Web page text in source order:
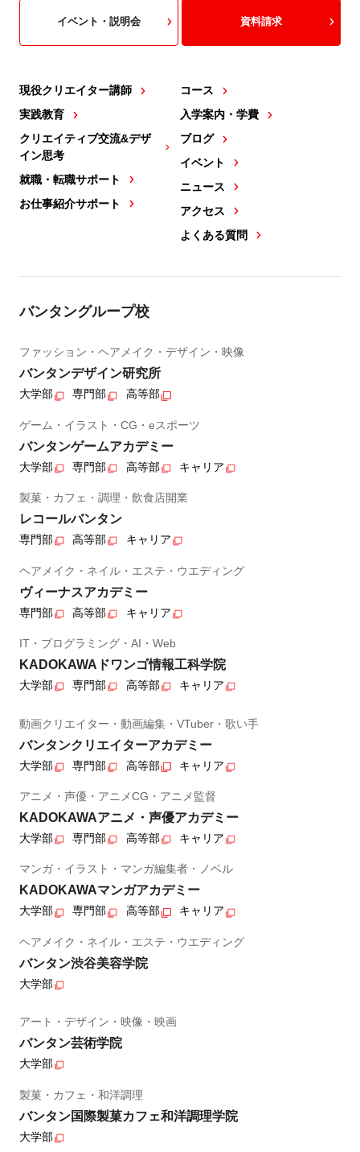
現役クリエイター講師
実践教育
クリエイティブ交流&デザ
イン思考
就職・転職サポート
お仕事紹介サポート
コース
入学案内・学費
ブログ
イベント
ニュース
アクセス
よくある質問
イベント・説明会 資料請求
バンタングループ校
ファッション・ヘアメイク・デザイン・映像
バンタンデザイン研究所
大学部 専門部 高等部
ゲーム・イラスト・CG・eスポーツ
バンタンゲームアカデミー
大学部 専門部 高等部 キャリア
製菓・カフェ・調理・飲食店開業
レコールバンタン
専門部 高等部 キャリア
ヘアメイク・ネイル・エステ・ウエディング
ヴィーナスアカデミー
専門部 高等部 キャリア
IT・プログラミング・AI・Web
KADOKAWAドワンゴ情報工科学院
大学部 専門部 高等部 キャリア
動画クリエイター・動画編集・VTuber・歌い手
バンタンクリエイターアカデミー
大学部 専門部 高等部 キャリア
アニメ・声優・アニメCG・アニメ監督
KADOKAWAアニメ・声優アカデミー
大学部 専門部 高等部 キャリア
マンガ・イラスト・マンガ編集者・ノベル
KADOKAWAマンガアカデミー
大学部 専門部 高等部 キャリア
ヘアメイク・ネイル・エステ・ウエディング
バンタン渋谷美容学院
大学部
アート・デザイン・映像・映画
バンタン芸術学院
大学部
製菓・カフェ・和洋調理
バンタン国際製菓カフェ和洋調理学院
大学部